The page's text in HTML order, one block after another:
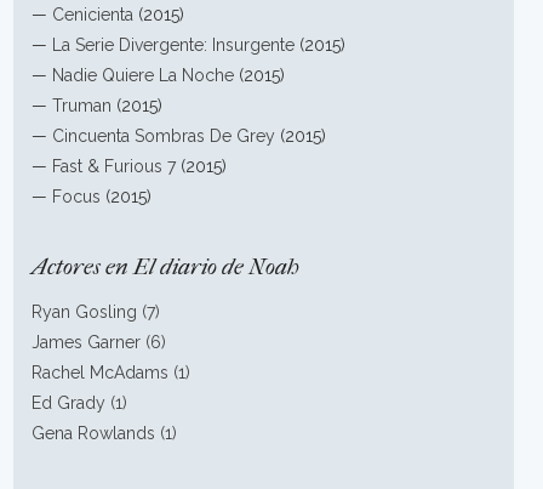
— Cenicienta (2015)
—
La Serie Divergente: Insurgente (2015)
— Nadie Quiere La Noche (2015)
—Truman (2015)
— Cincuenta Sombras De Grey (2015)
— Fast & Furious 7 (2015)
— Focus (2015)
Actores en El diario de Noah
Ryan Gosling (7)
James Garner (6)
Rachel McAdams (1)
Ed Grady (1)
Gena Rowlands (1)